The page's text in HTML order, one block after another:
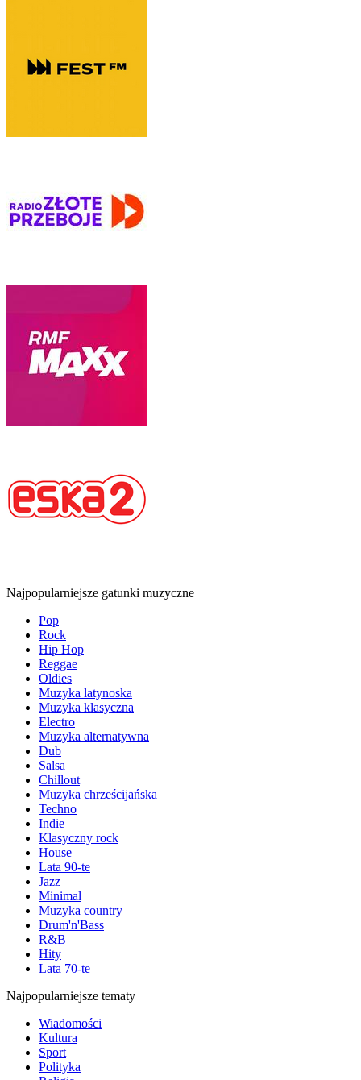
Najpopularniejsze gatunki muzyczne
Pop
Rock
Hip Hop
Reggae
Oldies
Muzyka latynoska
Muzyka klasyczna
Electro
Muzyka alternatywna
Dub
Salsa
Chillout
Muzyka chrześcijańska
Techno
Indie
Klasyczny rock
House
Lata 90-te
Jazz
Minimal
Muzyka country
Drum'n'Bass
R&B
Hity
Lata 70-te
Najpopularniejsze tematy
Wiadomości
Kultura
Sport
Polityka